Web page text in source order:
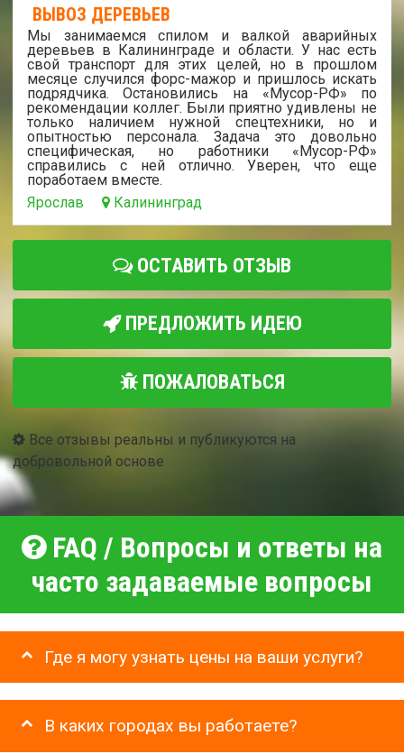
ВЫВОЗ ДЕРЕВЬЕВ
Мы занимаемся спилом и валкой аварийных
деревьев в Калининграде и области. У нас есть
свой транспорт для этих целей, но в прошлом
месяце случился форс-мажор и пришлось искать
подрядчика. Остановились на «Мусор-РФ» по
рекомендации коллег. Были приятно удивлены не
только наличием нужной спецтехники, но и
опытностью персонала. Задача это довольно
специфическая, но работники «Мусор-РФ»
справились с ней отлично. Уверен, что еще
поработаем вместе.
Ярослав
Калининград
ОСТАВИТЬ ОТЗЫВ
ПРЕДЛОЖИТЬ ИДЕЮ
ПОЖАЛОВАТЬСЯ
Все отзывы реальны и публикуются на
добровольной основе
FAQ / Вопросы и ответы на
часто задаваемые вопросы
Где я могу узнать цены на ваши услуги?
В каких городах вы работаете?